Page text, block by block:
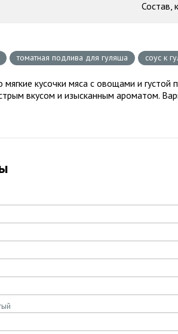
Состав,
томатная подлива для гуляша соус к
мягкие кусочки мяса с овощами и
вкусом и изысканным ароматом.